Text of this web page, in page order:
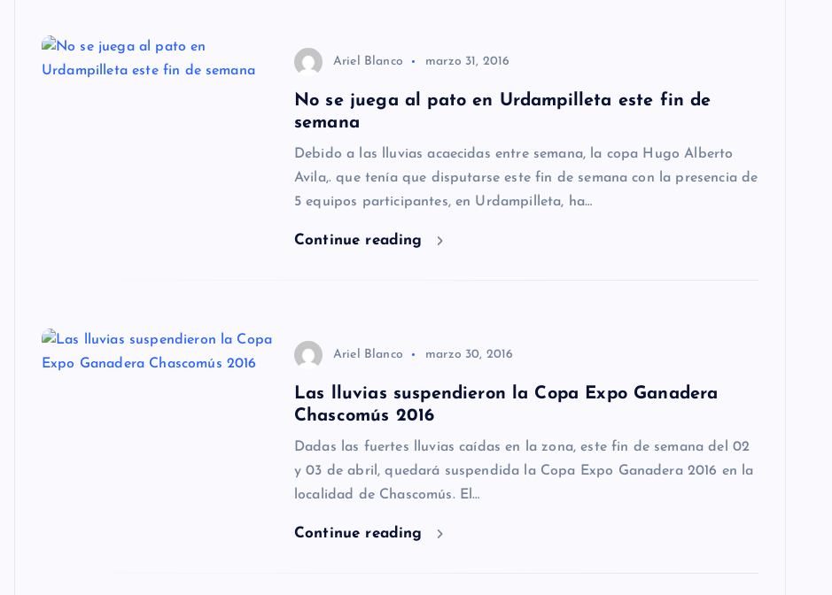
Ariel Blanco marzo 31, 2016
No se juega al pato en Urdampilleta este fin de
semana
Debido a las lluvias acaecidas entre semana, la copa Hugo Alberto
Avila,. que tenía que disputarse este fin de semana con la presencia de
5 equipos participantes, en Urdampilleta, ha…
Continue reading
Ariel Blanco marzo 30, 2016
Las lluvias suspendieron la Copa Expo Ganadera
Chascomús 2016
Dadas las fuertes lluvias caídas en la zona, este fin de semana del 02
y 03 de abril, quedará suspendida la Copa Expo Ganadera 2016 en la
localidad de Chascomús. El…
Continue reading